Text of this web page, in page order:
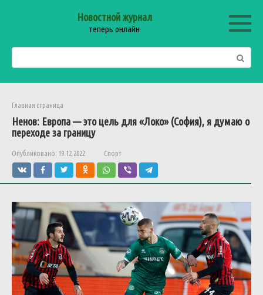
Новостной журнал
теперь онлайн
Главная страница
Ненов: Европа — это цель для «Локо» (София), я думаю о
переходе за границу
Опубликовано: 19.12.2022 Спорт